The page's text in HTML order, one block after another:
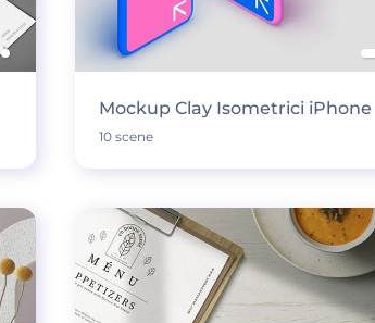
Mockup Clay Isometrici iPhone
10 scene